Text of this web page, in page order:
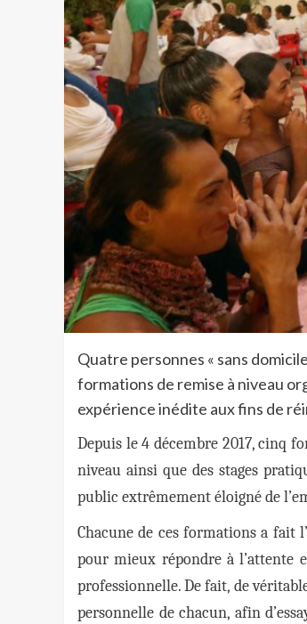
Quatre personnes « sans
formations de remise à niveau
expérience inédite aux fins de
Depuis le 4 décembre 2017, cinq
niveau ainsi que des stages
public extrêmement éloigné de
Chacune de ces formations a fait
pour mieux répondre à l’attente
professionnelle. De fait, de
personnelle de chacun, afin